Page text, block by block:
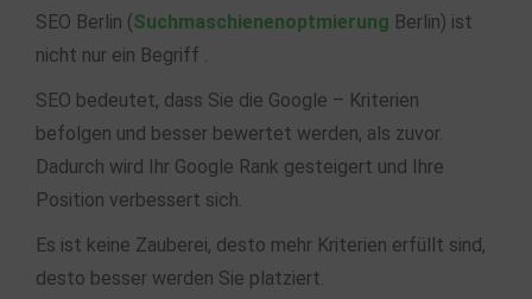
SEO Berlin (Suchmaschienenoptmierung Berlin) ist
nicht nur ein Begriff .
SEO bedeutet, dass Sie die Google – Kriterien
befolgen und besser bewertet werden, als zuvor.
Dadurch wird Ihr Google Rank gesteigert und Ihre
Position verbessert sich.
Es ist keine Zauberei, desto mehr Kriterien erfüllt sind,
desto besser werden Sie platziert.